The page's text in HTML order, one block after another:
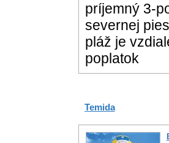
príjemný 3-
severnej
pláž je
poplatok
Temida